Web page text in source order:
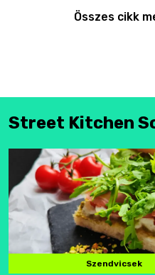
Összes cikk
Street Kitchen
Szendvicsek